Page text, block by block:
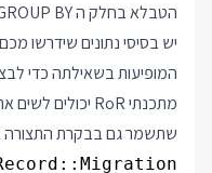
יש בסיסי נתונים שידרשו
המופיעות בשאילתה כדי
שתשמר גם בבקרת התצורה